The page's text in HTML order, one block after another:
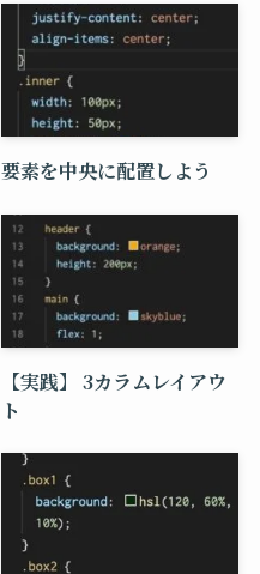
要素を中央に配置しよう
【実践】 3カラムレイアウ
ト